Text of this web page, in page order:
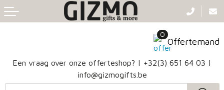
Een vraag over onze offerteshop? | +32(3) 651 64 03 |
info@gizmogifts.be
0
Offertemand
Klokken, horloges en weerstations
Sleutelhangers en Lanyards
Badtextiel en Douche
Handschoenen en Sjaals
Hoofdbanden
Heuptassen
Papieren tassen